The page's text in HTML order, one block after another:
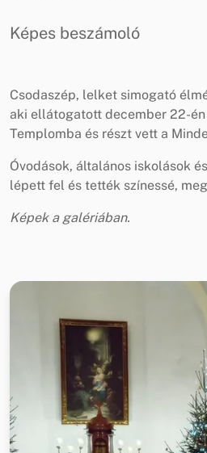
Képes beszámoló
Csodaszép, lelket simogató
aki ellátogatott december 22-
Templomba és részt vett a
Óvodások, általános iskolások
lépett fel és tették színessé,
Képek a galériában.